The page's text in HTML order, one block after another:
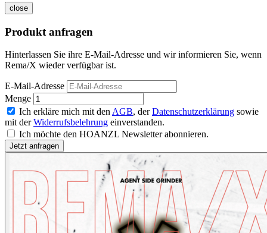
close
Produkt anfragen
Hinterlassen Sie ihre E-Mail-Adresse und wir informieren Sie, wenn
Rema/X wieder verfügbar ist.
E-Mail-Adresse
Menge
Ich erkläre mich mit den AGB, derDatenschutzerklärung sowie
mit derWiderrufsbelehrung einverstanden.
Ich möchte den HOANZL Newsletter abonnieren.